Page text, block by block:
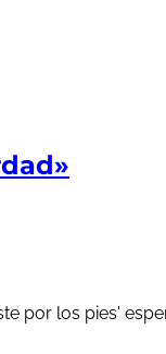
por los pies'